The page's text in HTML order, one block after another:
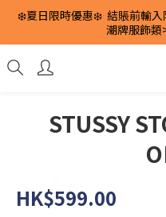
❄️夏日限時優惠❄️  結賬前輸入
潮牌服飾
STUSSY
HK$599.00